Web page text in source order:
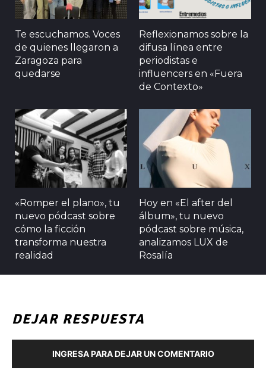
Te escuchamos. Voces
de quienes llegaron a
Zaragoza para
quedarse
Reflexionamos sobre la
difusa línea entre
periodistas e
influencers en «Fuera
de Contexto»
«Romper el plano», tu
nuevo pódcast sobre
cómo la ficción
transforma nuestra
realidad
Hoy en «El after del
álbum», tu nuevo
pódcast sobre música,
analizamos LUX de
Rosalía
DEJAR RESPUESTA
INGRESA PARA DEJAR UN COMENTARIO